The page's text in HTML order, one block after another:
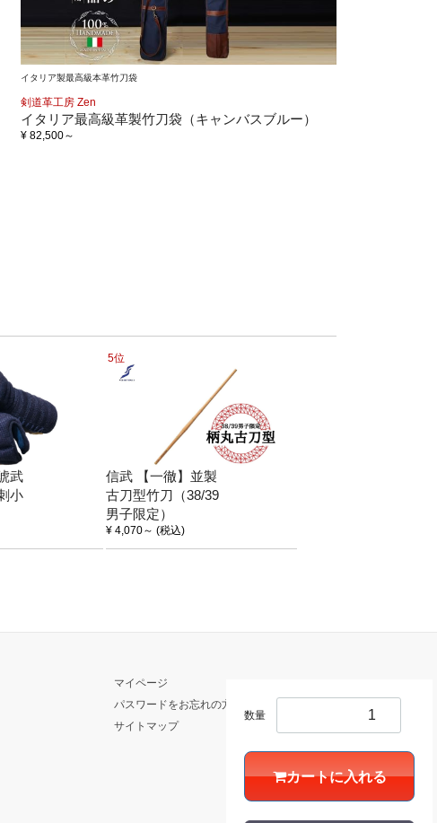
イタリア製最高級本革竹刀袋
剣道革工房 Zen
イタリア最高級革製竹刀袋（キャンバスブルー）
¥ 82,500～
武
小
5位
信武 【一徹】並製
古刀型竹刀（38/39
男子限定）
¥ 4,070～ (税込)
マイページ
パスワードをお忘れの方
サイトマップ
数量
カートに入れる